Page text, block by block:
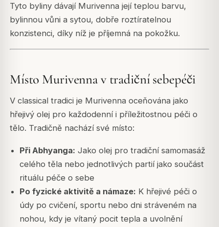
Tyto byliny dávají Murivenna její teplou barvu,
bylinnou vůni a sytou, dobře roztíratelnou
konzistenci, díky níž je příjemná na pokožku.
Místo Murivenna v tradiční sebepéči
V classical tradici je Murivenna oceňována jako
hřejivý olej pro každodenní i příležitostnou péči o
tělo. Tradičně nachází své místo:
Při Abhyanga: Jako olej pro tradiční samomasáž
celého těla nebo jednotlivých partií jako součást
rituálu péče o sebe
Po fyzické aktivitě a námaze: K hřejivé péči o
údy po cvičení, sportu nebo dni stráveném na
nohou, kdy je vítaný pocit tepla a uvolnění